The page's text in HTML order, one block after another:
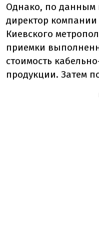
Однако, по данным
директор
Киевского
приемки
стоимость
продукции. Затем